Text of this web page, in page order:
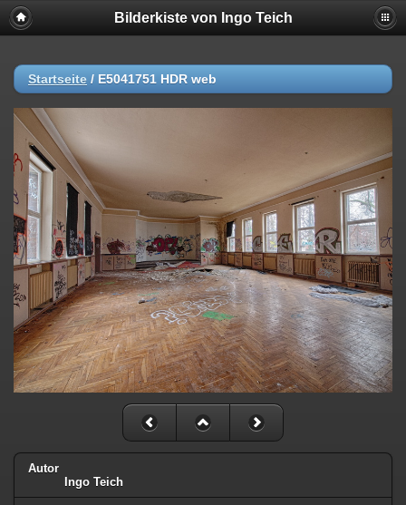
Bilderkiste von Ingo Teich
Startseite / E5041751 HDR web
Autor
Ingo Teich